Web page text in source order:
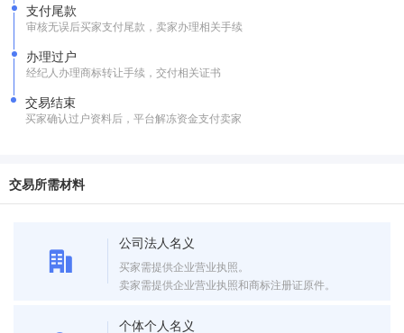
支付尾款
审核无误后买家支付尾款，卖家办理相关手续
办理过户
经纪人办理商标转让手续，交付相关证书
交易结束
买家确认过户资料后，平台解冻资金支付卖家
交易所需材料
公司法人名义
买家需提供企业营业执照。
卖家需提供企业营业执照和商标注册证原件。
个体个人名义